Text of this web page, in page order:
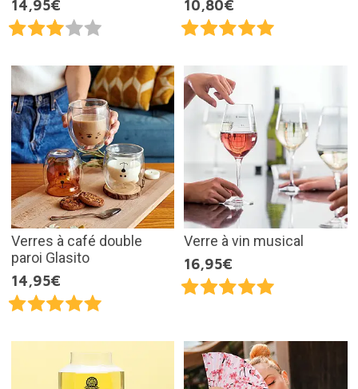
14,95€
10,80€
Verres à café double
paroi Glasito
14,95€
Verre à vin musical
16,95€